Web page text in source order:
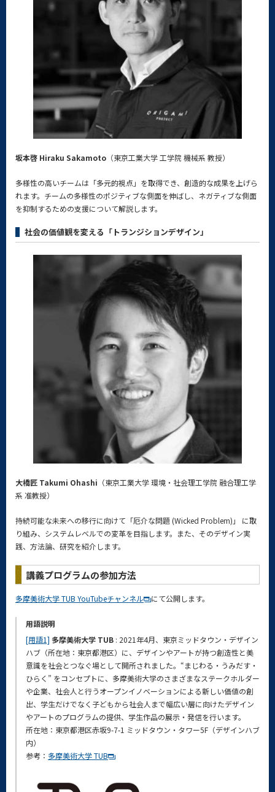
坂本啓 Hiraku Sakamoto （東京工業大学 工学院 機械系 教授）
多様性の高いチームは「多元的視点」を取得でき、創造的な成果を上げら
れます。チームの多様性のポジティブな側面を伸ばし、ネガティブな側面
を抑制するための支援について解説します。
社会の価値観を変える「トランジションデザイン」
大橋匠 Takumi Ohashi （東京工業大学 環境・社会理工学院 融合理工学
系 准教授）
持続可能な未来への移行に向けて「厄介な問題 (Wicked Problem)」 に取
り組み、システムレベルでの変革を目指します。また、そのデザイン実
践、方法論、研究を紹介します。
講義プログラムの参加方法
多摩美術大学 TUB YouTubeチャンネル にて公開します。
用語説明
[用語1] 多摩美術⼤学 TUB : 2021年4⽉、東京ミッドタウン・デザイン
ハブ（所在地：東京都港区）に、デザインやアートが持つ創造性と美
意識を社会とつなぐ場として開所されました。“まじわる・うみだす・
ひらく” をコンセプトに、多摩美術⼤学のさまざまなステークホルダー
や企業、社会⼈と⾏うオープンイノベーションによる新しい価値の創
出、学⽣だけでなく⼦どもから社会⼈まで幅広い層に向けたデザイン
やアートのプログラムの提供、学⽣作品の展⽰・発信を⾏います。
所在地：東京都港区赤坂9-7-1 ミッドタウン・タワー5F（デザインハブ
内）
参考： 多摩美術大学 TUB